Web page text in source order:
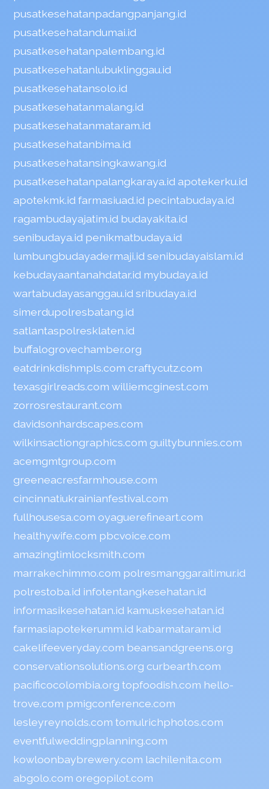
pusatkesehatanpadangpanjang.id
pusatkesehatandumai.id
pusatkesehatanpalembang.id
pusatkesehatanlubuklinggau.id
pusatkesehatansolo.id
pusatkesehatanmalang.id
pusatkesehatanmataram.id
pusatkesehatanbima.id
pusatkesehatansingkawang.id
pusatkesehatanpalangkaraya.id apotekerku.id
apotekmk.id farmasiuad.id pecintabudaya.id
ragambudayajatim.id budayakita.id
senibudaya.id penikmatbudaya.id
lumbungbudayadermaji.id senibudayaislam.id
kebudayaantanahdatar.id mybudaya.id
wartabudayasanggau.id sribudaya.id
simerdupolresbatang.id
satlantaspolresklaten.id
buffalogrovechamber.org
eatdrinkdishmpls.com craftycutz.com
texasgirlreads.com williemcginest.com
zorrosrestaurant.com
davidsonhardscapes.com
wilkinsactiongraphics.com guiltybunnies.com
acemgmtgroup.com
greeneacresfarmhouse.com
cincinnatiukrainianfestival.com
fullhousesa.com oyaguerefineart.com
healthywife.com pbcvoice.com
amazingtimlocksmith.com
marrakechimmo.com polresmanggaraitimur.id
polrestoba.id infotentangkesehatan.id
informasikesehatan.id kamuskesehatan.id
farmasiapotekerumm.id kabarmataram.id
cakelifeeveryday.com beansandgreens.org
conservationsolutions.org curbearth.com
pacificocolombia.org topfoodish.com hello-
trove.com pmigconference.com
lesleyreynolds.com tomulrichphotos.com
eventfulweddingplanning.com
kowloonbaybrewery.com lachilenita.com
abgolo.com oregopilot.com